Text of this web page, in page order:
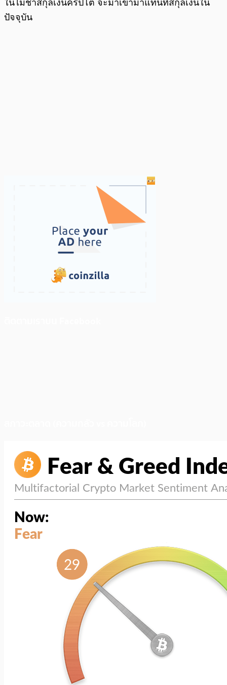
ในไม่ช้าสกุลเงินคริปโต จะมาเข้ามาแทนที่สกุลเงินใน
ปัจจุบัน